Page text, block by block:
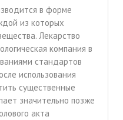
в форме
из которых
Лекарство
компания в
стандартов
использования
существенные
значительно позже
акта